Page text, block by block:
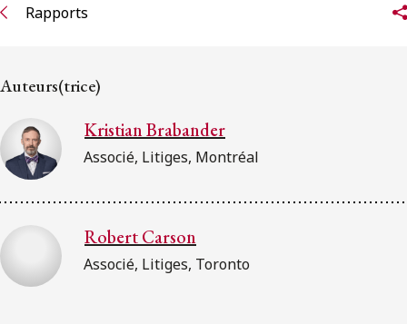
Rapports
Auteurs(trice)
Kristian Brabander
Associé, Litiges, Montréal
Robert Carson
Associé, Litiges, Toronto